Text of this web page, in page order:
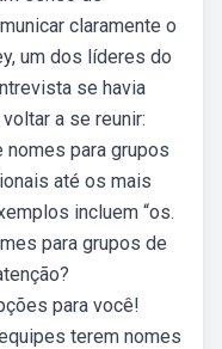
claramente o
um dos líderes do
se havia
a se reunir:
para grupos
até os mais
incluem “os.
para grupos de
para você!
terem nomes